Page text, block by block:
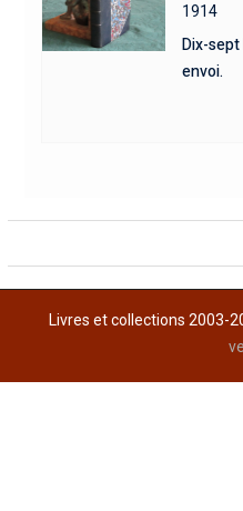
1914
Dix-
envoi.
Livres et collections